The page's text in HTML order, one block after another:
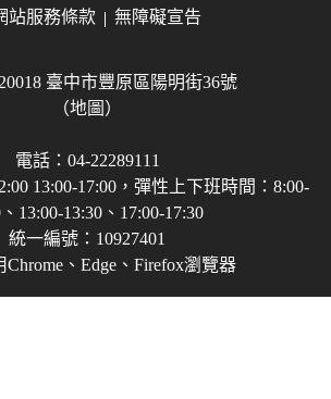
站服務條款
無障礙宣告
臺中市豐原區陽明街36號
（地圖）
電話：04-22289111
13:00-17:00，彈性上下班時間：8:00-
13:00-13:30、17:00-17:30
統一編號：10927401
Chrome、Edge、Firefox瀏覽器